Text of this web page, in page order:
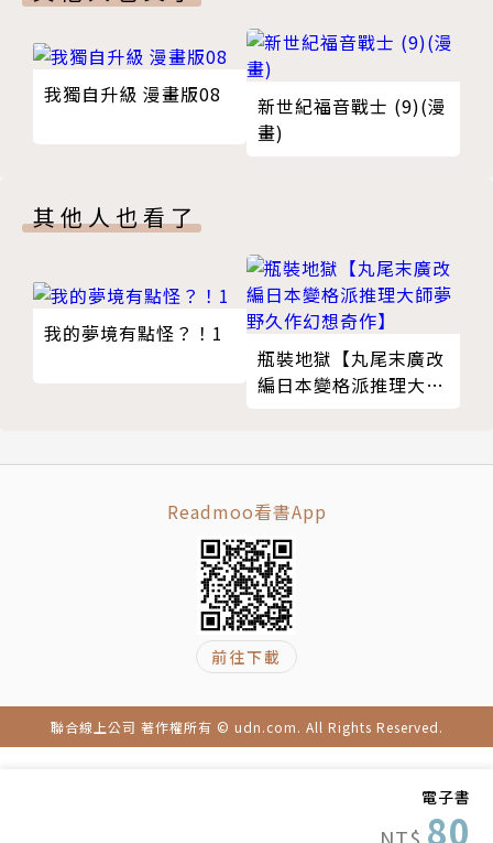
電子書
80
我獨自升級 漫畫版08
新世紀福音戰士 (9)(漫
畫)
其他人也看了
我的夢境有點怪？！1
瓶裝地獄【丸尾末廣改
編日本變格派推理大師
Readmoo看書App
前往下載
聯合線上公司 著作權所有 © udn.com. All Rights Reserved.